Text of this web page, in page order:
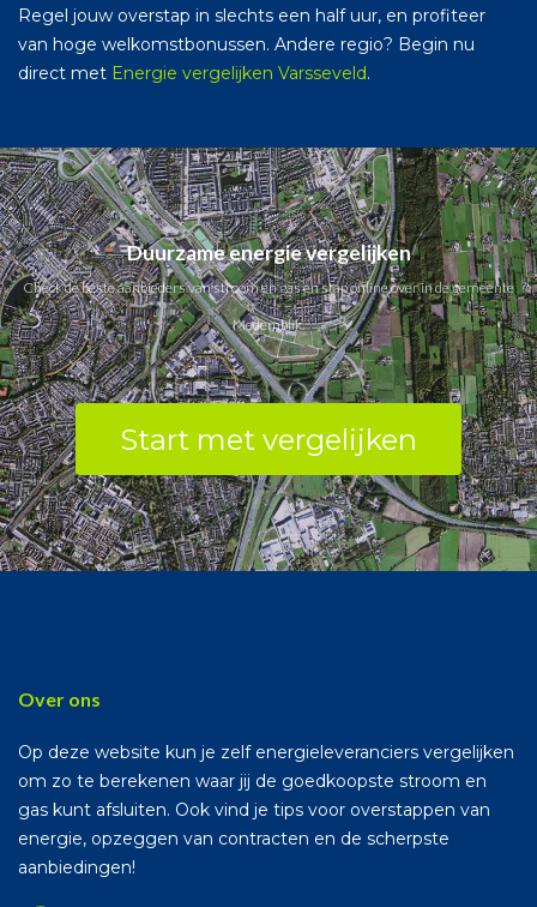
Regel jouw overstap in slechts een half uur, en profiteer
van hoge welkomstbonussen. Andere regio? Begin nu
direct met Energie vergelijken Varsseveld.
Duurzame energie vergelijken
Check de beste aanbieders van stroom en gas en stap online over in de gemeente
Medemblik.
Start met vergelijken
Over ons
Op deze website kun je zelf energieleveranciers vergelijken
om zo te berekenen waar jij de goedkoopste stroom en
gas kunt afsluiten. Ook vind je tips voor overstappen van
energie, opzeggen van contracten en de scherpste
aanbiedingen!